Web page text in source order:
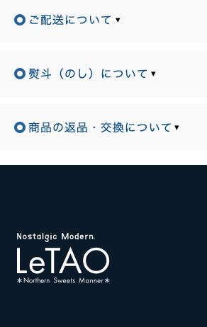
▾
▾
▾